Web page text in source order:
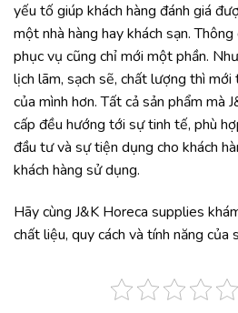
yếu tố giúp khách hàng đánh giá
một nhà hàng hay khách sạn. Thông
phục vụ cũng chỉ mới một phần.
lịch lãm, sạch sẽ, chất lượng thì mới
của mình hơn. Tất cả sản phẩm mà
cấp đều hướng tới sự tinh tế, phù
đầu tư và sự tiện dụng cho khách
khách hàng sử dụng.
Hãy cùng J&K Horeca supplies
chất liệu, quy cách và tính năng của